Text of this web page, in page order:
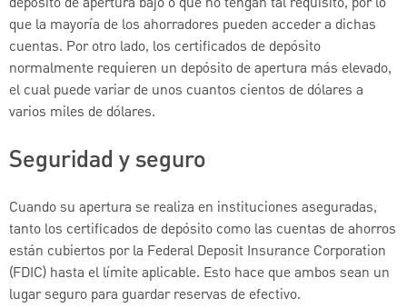
que la mayoría de los ahorradores pueden acceder a dichas
cuentas. Por otro lado, los certificados de depósito
normalmente requieren un depósito de apertura más elevado,
el cual puede variar de unos cuantos cientos de dólares a
varios miles de dólares.
Seguridad y seguro
Cuando su apertura se realiza en instituciones aseguradas,
tanto los certificados de depósito como las cuentas de ahorros
están cubiertos por la Federal Deposit Insurance Corporation
(FDIC) hasta el límite aplicable. Esto hace que ambos sean un
lugar seguro para guardar reservas de efectivo.